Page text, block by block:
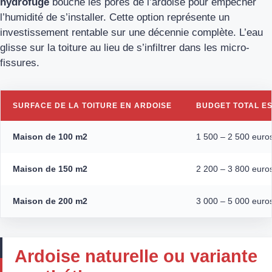
hydrofuge bouche les pores de l’ardoise pour empêcher
l’humidité de s’installer. Cette option représente un
investissement rentable sur une décennie complète. L’eau
glisse sur la toiture au lieu de s’infiltrer dans les micro-
fissures.
SURFACE DE LA TOITURE EN ARDOISE BUDGET TOTAL
Maison de 100 m2 1 500 – 2 500
Maison de 150 m2 2 200 – 3 800
Maison de 200 m2 3 000 – 5 000
Ardoise naturelle ou variante